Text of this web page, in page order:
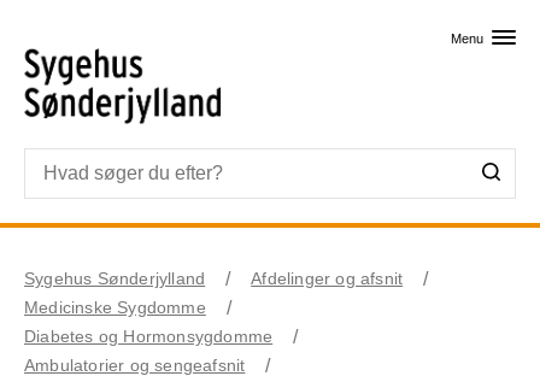
Menu
Sygehus Sønderjylland
Afdelinger og afsnit
Medicinske Sygdomme
Diabetes og Hormonsygdomme
Ambulatorier og sengeafsnit